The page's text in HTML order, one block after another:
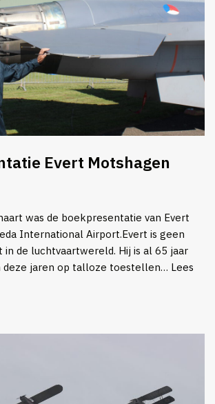
Evert Motshagen
was de boekpresentatie van Evert
International Airport.Evert is geen
de luchtvaartwereld. Hij is al 65 jaar
jaren op talloze toestellen… Lees